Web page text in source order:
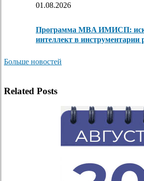
01.08.2026
Программа MBA ИМИСП:
интеллект в инструментарии
Больше новостей
Related Posts